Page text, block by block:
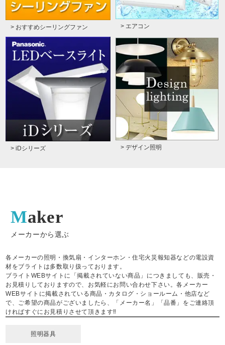
> おすすめシーリングファン > エアコン
> iDシリーズ > デザイン照明
Maker
メーカーから選ぶ
各メーカーの照明・換気扇・インターホン・住宅火災報知器などの電設資
材をブライトは多数取り扱っております。
ブライトWEBサイトに「掲載されていない商品」につきましても、販売・
お見積りしておりますので、お気軽にお問い合わせ下さい。各メーカー
WEBサイトに掲載されている商品・カタログ・ショールーム・他店など
で、ご希望の商品がございましたら、「メーカー名」「品番」をご連絡頂
ければすぐにお見積りさせて頂きます‼
照明器具